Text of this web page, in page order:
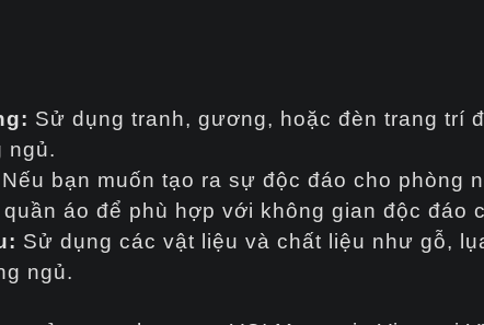
Sử dụng tranh, gương, hoặc đèn trang trí
ngủ.
Nếu bạn muốn tạo ra sự độc đáo cho phòng
áo để phù hợp với không gian độc đáo
Sử dụng các vật liệu và chất liệu như gỗ,
ngủ.